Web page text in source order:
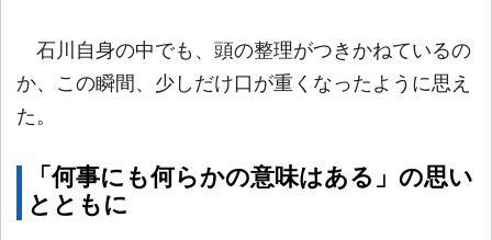
石川自身の中でも、頭の整理がつきかねているの
か、この瞬間、少しだけ口が重くなったように思え
た。
「何事にも何らかの意味はある」の思い
とともに